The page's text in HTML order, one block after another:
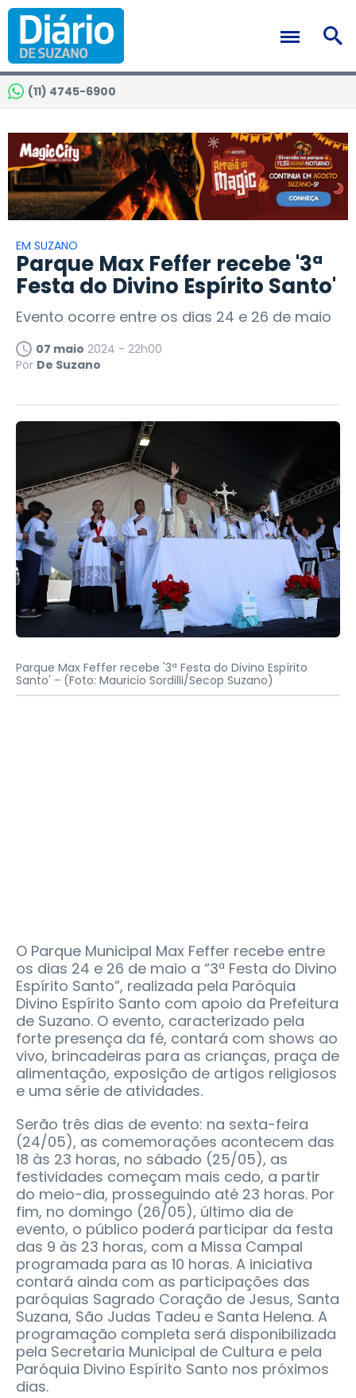
(11) 4745-6900
EM SUZANO
Parque Max Feffer recebe '3ª
Festa do Divino Espírito Santo'
Evento ocorre entre os dias 24 e 26 de maio
07 maio 2024 - 22h00
Por De Suzano
Parque Max Feffer recebe '3ª Festa do Divino Espírito
Santo' - (Foto: Mauricio Sordilli/Secop Suzano)
O Parque Municipal Max Feffer recebe entre
os dias 24 e 26 de maio a “3ª Festa do Divino
Espírito Santo”, realizada pela Paróquia
Divino Espírito Santo com apoio da Prefeitura
de Suzano. O evento, caracterizado pela
forte presença da fé, contará com shows ao
vivo, brincadeiras para as crianças, praça de
alimentação, exposição de artigos religiosos
e uma série de atividades.
Serão três dias de evento: na sexta-feira
(24/05), as comemorações acontecem das
18 às 23 horas, no sábado (25/05), as
festividades começam mais cedo, a partir
do meio-dia, prosseguindo até 23 horas. Por
fim, no domingo (26/05), último dia de
evento, o público poderá participar da festa
das 9 às 23 horas, com a Missa Campal
programada para as 10 horas. A iniciativa
contará ainda com as participações das
paróquias Sagrado Coração de Jesus, Santa
Suzana, São Judas Tadeu e Santa Helena. A
programação completa será disponibilizada
pela Secretaria Municipal de Cultura e pela
Paróquia Divino Espírito Santo nos próximos
dias.